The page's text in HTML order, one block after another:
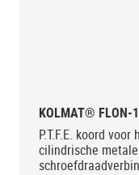
KOLMAT® FLON-
P.T.F.E. koord
cilindrische